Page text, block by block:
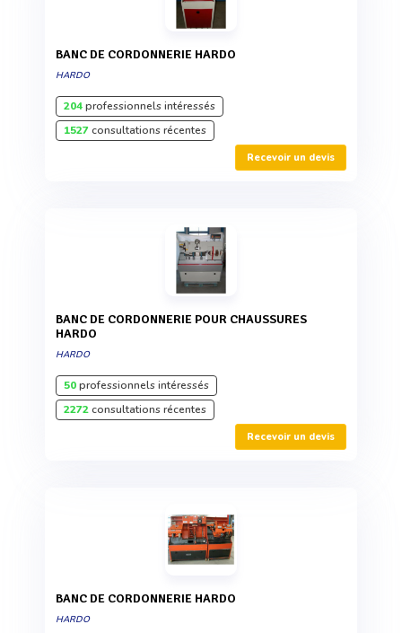
BANC DE CORDONNERIE HARDO
HARDO
204professionnels intéressés
1527consultations récentes
Recevoir un devis
BANC DE CORDONNERIE POUR CHAUSSURES
HARDO
HARDO
50professionnels intéressés
2272consultations récentes
Recevoir un devis
BANC DE CORDONNERIE HARDO
HARDO